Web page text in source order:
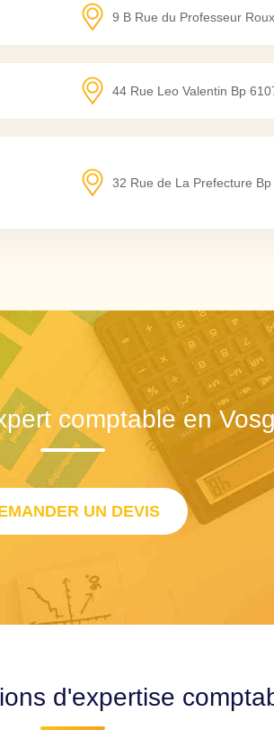
9 B Rue du Professeur
44 Rue Leo Valentin Bp
32 Rue de La Prefecture Bp
comptable en
UN DEVIS
d'expertise